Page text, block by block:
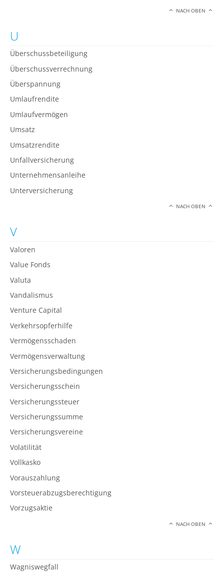
NACH OBEN
U
Überschussbeteiligung
Überschussverrechnung
Überspannung
Umlaufrendite
Umlaufvermögen
Umsatz
Umsatzrendite
Unfallversicherung
Unternehmensanleihe
Unterversicherung
NACH OBEN
V
Valoren
Value Fonds
Valuta
Vandalismus
Venture Capital
Verkehrsopferhilfe
Vermögensschaden
Vermögensverwaltung
Versicherungsbedingungen
Versicherungsschein
Versicherungssteuer
Versicherungssumme
Versicherungsvereine
Volatilität
Vollkasko
Vorauszahlung
Vorsteuerabzugsberechtigung
Vorzugsaktie
NACH OBEN
W
Wagniswegfall